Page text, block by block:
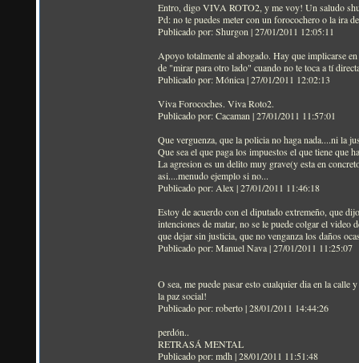
Entro, digo VIVA ROTO2, y me voy! Un saludo
Pd: no te puedes meter con un forocochero o la ira
Publicado por: Shurgon | 27/01/2011 12:05:11
Apoyo totalmente al abogado. Hay que implicarse
de "mirar para otro lado" cuando no te toca a tí
Publicado por: Mónica | 27/01/2011 12:02:13
Viva Forocoches. Viva Roto2.
Publicado por: Cacaman | 27/01/2011 11:57:01
Que verguenza, que la policia no haga nada....ni la
Que sea el que paga los impuestos el que tiene que
La agresion es un delito muy grave(y esta en
asi....menudo ejemplo si no...
Publicado por: Alex | 27/01/2011 11:46:18
Estoy de acuerdo con el diputado extremeño, que
intenciones de matar, no se le puede colgar el video
que dejar sin justicia, que no venganza los daños
Publicado por: Manuel Nava | 27/01/2011 11:25:07
O sea, me puede pasar esto cualquier dia en la calle
la paz social!
Publicado por: roberto | 28/01/2011 14:44:26
perdón..
RETRASÁ MENTAL
Publicado por: mdh | 28/01/2011 11:51:48